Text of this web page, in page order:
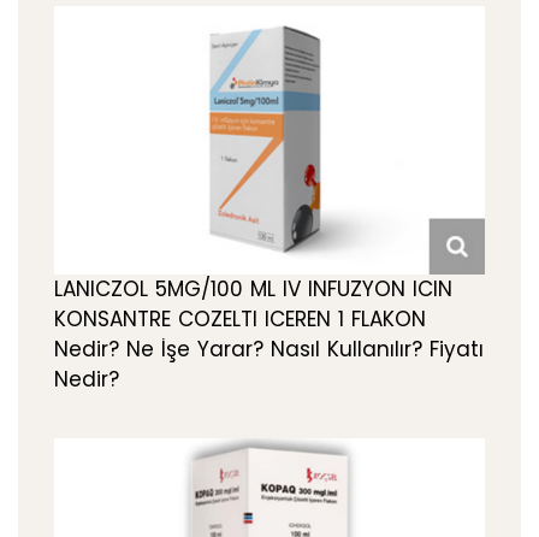
LANICZOL 5MG/100 ML IV INFUZYON ICIN
KONSANTRE COZELTI ICEREN 1 FLAKON
Nedir? Ne İşe Yarar? Nasıl Kullanılır? Fiyatı
Nedir?